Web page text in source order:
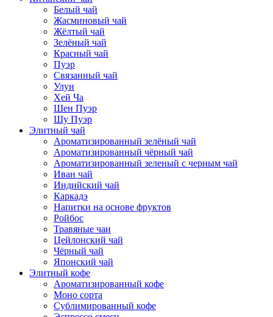
Белый чай
Жасминовый чай
Жёлтый чай
Зелёный чай
Красный чай
Пуэр
Связанный чай
Улун
Хей Ча
Шен Пуэр
Шу Пуэр
Элитный чай
Ароматизированный зелёный чай
Ароматизированный чёрный чай
Ароматизированный зеленый с черным чай
Иван чай
Индийский чай
Каркадэ
Напитки на основе фруктов
Ройбос
Травяные чаи
Цейлонский чай
Чёрный чай
Японский чай
Элитный кофе
Ароматизированный кофе
Моно сорта
Сублимированный кофе